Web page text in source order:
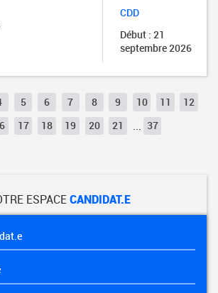
CDD
Début : 21
septembre 2026
5 6 7 8 9 10 11
12
17 18 19 20 21 37
ESPACECANDIDAT.E